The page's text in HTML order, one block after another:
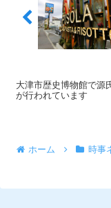
大津市歴史博物館で源
が行われています
ホーム 時事